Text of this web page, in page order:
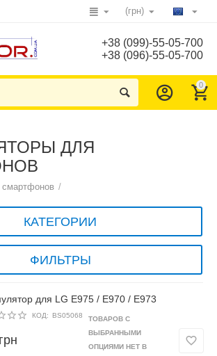
(грн)
+38 (099)-55-05-700
+38 (096)-55-05-700
0
ДЛЯ
/
КАТЕГОРИИ
ФИЛЬТРЫ
для LG E975 / E970 / E973
КОД: BS05068
грн
ТОВАРОВ С
ВЫБРАННЫМИ
ОПЦИЯМИ НЕТ В